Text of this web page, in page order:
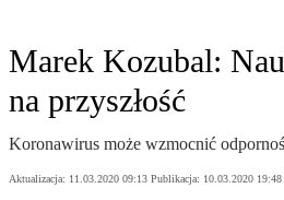
Marek Kozubal:
na przyszłość
Koronawirus może wzmocnić
Aktualizacja: 11.03.2020 09:13 Publikacja: 10.03.2020 19:48